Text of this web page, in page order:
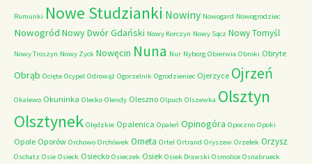
Rumunki Nowe Studzianki Nowiny Nowogard Nowogrodziec
Nowogród Nowy Dwór Gdański Nowy Korczyn Nowy Sącz Nowy Tomyśl
Nowy Troszyn Nowy Zyck Nowęcin Nuna Nur Nyborg Obierwia Obroki Obryte
Obrąb Ocięte Ocypel Odrowąż Ogorzelnik Ogrodzieniec Ojerzyce Ojrzeń
Okalewo Okuninka Olecko Olendy Oleszno Olpuch Olszewka Olsztyn
Olsztynek Olędzkie Opalenica Opaleń Opinogóra Opoczno Opoki
Opole Oporów Orchowo Orchówek Orneta Ortel Ortrand Oryszew Orzełek Orzysz
Oschatz Osie Osieck Osiecko Osieczek Osiek Osiek Drawski Osmolice Osnabrueck